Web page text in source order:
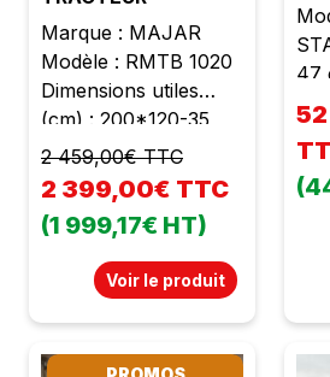
Marque : MAJAR
Modèle : RMTB 1020
Dimensions utiles
(cm) : 200*120-35
Charge utile (kg) :
1000 Poids à vide (kg)
: 280 Ridelles
rabattables et
amovibles en position
latérale Frein de
parking Attelage à
hauteur réglable
2 459,00€ TTC
2 399,00€ TTC
(1 999,17€ HT)
Voir le produit
47